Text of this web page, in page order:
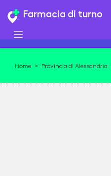
Farmacia di turno
Home > Provincia di Alessandria